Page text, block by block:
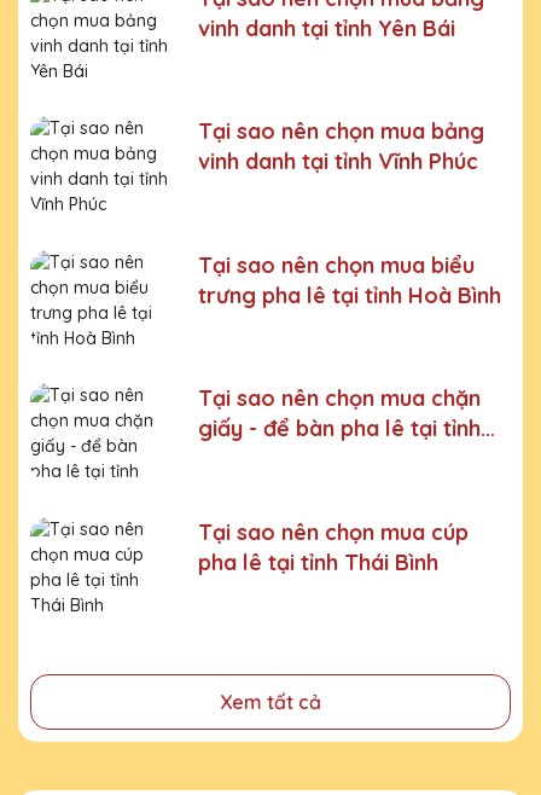
Bước 5: Gửi hàng cho khách
Bước 6: Gọi điện xác nhận với khách hàng
và nghiêm ngặt ở từng khâu sản xuất.Xưởng sản xuất
cúp pha lê uy tín, chất lượng
Chúng tôi là đơn vị sản xuất trực tiếp, uy tín, giá rẻ. Nhận
sản xuất theo ý tưởng của khách hàng.
Quà tặng Cúp Pha Lê Vinh Danh An Thảo cung cấp tới
Quý khách hàng thành phẩm bao gồm hộp xi lót lụa
vàng, với 2 màu lựa chọn xanh hoặc đỏ làm tăng thêm
tính trang trọng cho sản phẩm.
Sản phẩm được làm từ chất liệu pha lê vô cùng tinh tế,
sang trọng, gửi đến người nhận những ý nghĩa to lớn:
- Vinh danh cá nhân, tập thể đạt thành tích xuất sắc
cá nhân, tập thể
- Tri ân, thay lời cảm ơn gửi đến những cá nhân, tổ chức
đã cống hiến, đóng góp cho doanh nghiệp, cho cộng
đồng
vinh danh tại tỉnh Yên Bái
Tại sao nên chọn mua bảng
vinh danh tại tỉnh Vĩnh Phúc
Tại sao nên chọn mua biểu
trưng pha lê tại tỉnh Hoà Bình
Tại sao nên chọn mua chặn
giấy - để bàn pha lê tại tỉnh
Tại sao nên chọn mua cúp
pha lê tại tỉnh Thái Bình
Xem tất cả